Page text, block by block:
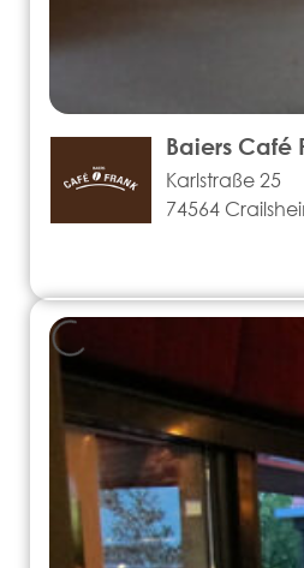
Baiers Café
Karlstraße 25
74564